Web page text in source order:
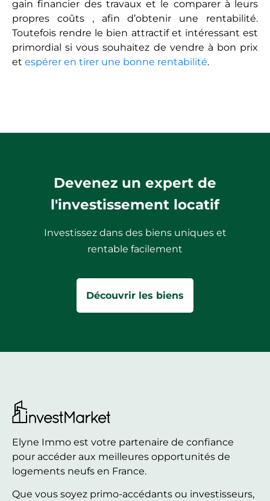
gain financier des travaux et le comparer à leurs
propres coûts , afin d’obtenir une rentabilité.
Toutefois rendre le bien attractif et intéressant est
primordial si vous souhaitez de vendre à bon prix
et espérer en tirer une bonne rentabilité.
Devenez un expert de
l'investissement locatif
Investissez dans des biens uniques et
rentable facilement
Découvrir les biens
Elyne Immo est votre partenaire de confiance
pour accéder aux meilleures opportunités de
logements neufs en France.
Que vous soyez primo-accédants ou investisseurs,